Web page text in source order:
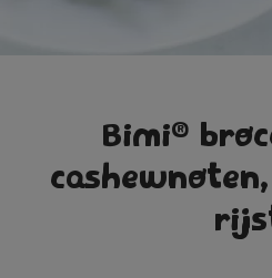
Bimi®